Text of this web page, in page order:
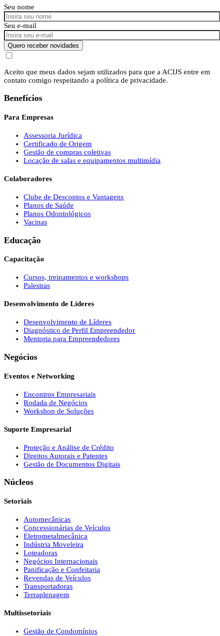
Seu nome
Seu e-mail
Quero receber novidades
Aceito que meus dados sejam utilizados para que a ACIJS entre em
contato comigo respeitando a política de privacidade.
Benefícios
Para Empresas
Assessoria Jurídica
Certificado de Origem
Gestão de compras coletivas
Locação de salas e equipamentos multimídia
Colaboradores
Clube de Descontos e Vantagens
Planos de Saúde
Planos Odontológicos
Vacinas
Educação
Capacitação
Cursos, treinamentos e workshops
Palestras
Desenvolvimento de Líderes
Desenvolvimento de Líderes
Diagnóstico de Perfil Empreendedor
Mentoria para Empreendedores
Negócios
Eventos e Networking
Encontros Empresariais
Rodada de Negócios
Workshop de Soluções
Suporte Empresarial
Proteção e Análise de Crédito
Direitos Autorais e Patentes
Gestão de Documentos Digitais
Núcleos
Setoriais
Automecânicas
Concessionárias de Veículos
Eletrometalmecânica
Indústria Moveleira
Loteadoras
Negócios Internacionais
Panificação e Confeitaria
Revendas de Veículos
Transportadoras
Terraplenagem
Multissetoriais
Gestão de Condomínios